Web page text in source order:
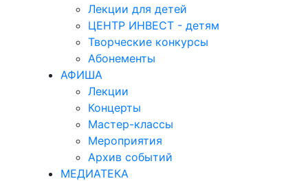
Лекции для детей
ЦЕНТР ИНВЕСТ - детям
Творческие конкурсы
Абонементы
АФИША
Лекции
Концерты
Мастер-классы
Мероприятия
Архив событий
МЕДИАТЕКА